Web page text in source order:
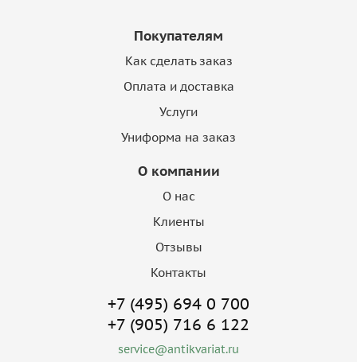
Покупателям
Как сделать заказ
Оплата и доставка
Услуги
Униформа на заказ
О компании
О нас
Клиенты
Отзывы
Контакты
+7 (495) 694 0 700
+7 (905) 716 6 122
service@antikvariat.ru